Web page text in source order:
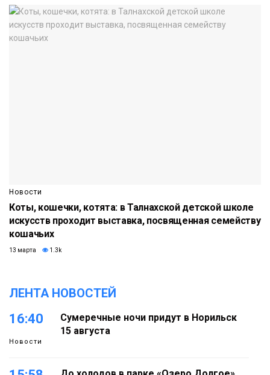
Новости
Коты, кошечки, котята: в Талнахской детской школе
искусств проходит выставка, посвященная семейству
кошачьих
13 марта 1.3k
ЛЕНТА НОВОСТЕЙ
16:40
Новости
Сумеречные ночи придут в Норильск
15 августа